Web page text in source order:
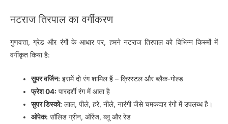
नटराज तिरपाल का वर्गीकरण
गुणवत्ता, ग्रेड और रंगों के आधार पर, हमने नटराज तिरपाल को विभिन्न किस्मों में
वर्गीकृत किया है:
सुपर वर्जिन: इसमें दो रंग शामिल हैं – क्रिस्टल और ब्लैक-गोल्ड
फ्रेश 04: पारदर्शी रंग में आता है
सुपर डिस्को: लाल, पीले, हरे, नीले, नारंगी जैसे चमकदार रंगों में उपलब्ध है।
ओपेक: सॉलिड ग्रीन, ऑरेंज, ब्लू और रेड